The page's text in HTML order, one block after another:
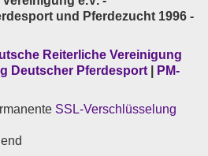
und Pferdezucht 1996 -
Reiterliche Vereinigung
Deutscher Pferdesport
PM-
SSL-Verschlüsselung